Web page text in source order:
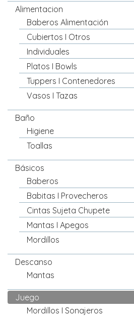
Alimentacion
Baberos Alimentación
Cubiertos I Otros
Individuales
Platos I Bowls
Tuppers I Contenedores
Vasos I Tazas
Baño
Higiene
Toallas
Básicos
Baberos
Babitas I Provecheros
Cintas Sujeta Chupete
Mantas I Apegos
Mordillos
Descanso
Mantas
Juego
Mordillos I Sonajeros